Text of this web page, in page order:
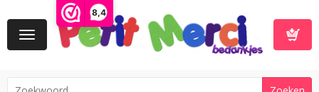
8,4
Toggle
navigation